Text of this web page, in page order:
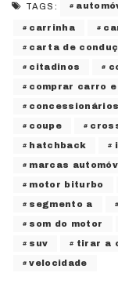
TAGS:
carrinha
carta de
citadinos
comprar carro
concessionários
coupe
hatchback
marcas
motor biturbo
segmento a
som do motor
suv tirar a
velocidade